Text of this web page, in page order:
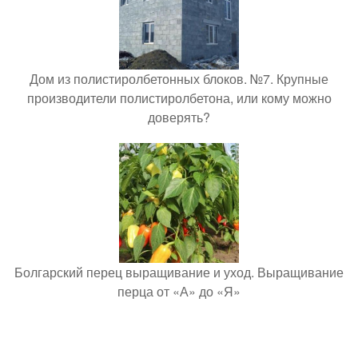
Дом из полистиролбетонных блоков. №7. Крупные
производители полистиролбетона, или кому можно
доверять?
Болгарский перец выращивание и уход. Выращивание
перца от «А» до «Я»